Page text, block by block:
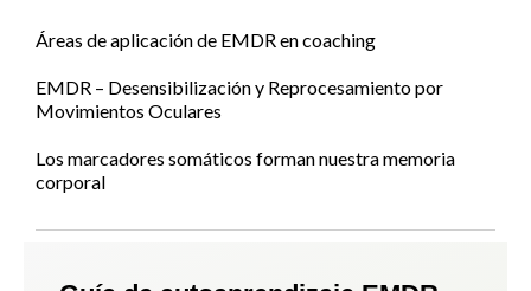
Áreas de aplicación de EMDR en coaching
EMDR – Desensibilización y Reprocesamiento por
Movimientos Oculares
Los marcadores somáticos forman nuestra memoria
corporal